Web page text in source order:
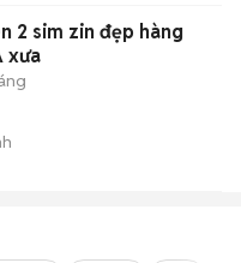
2 sim zin đẹp hàng
xưa